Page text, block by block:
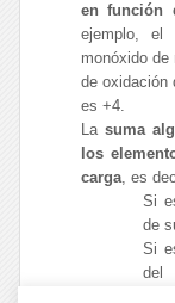
en función
ejemplo, el
monóxido
de oxidación
es +4.
Lasuma
los
carga, es
Si
de
Si
del